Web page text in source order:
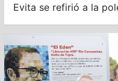
Evita se refirió a la